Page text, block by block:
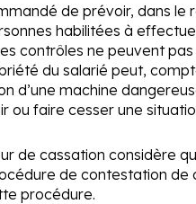
de prévoir, dans le
habilitées à
contrôles ne peuvent
du salarié peut,
d’une machine
ou faire cesser une
de cassation considère
de contestation
procédure.